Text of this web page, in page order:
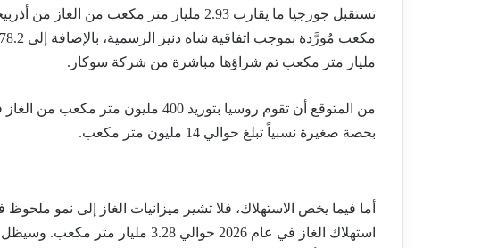
مليار متر مكعب تم شراؤها مباشرة من شركة سوكار.
بحصة صغيرة نسبياً تبلغ حوالي 14 مليون متر مكعب.
أما فيما يخص الاستهلاك، فلا تشير ميزانيات الغاز إلى نمو
استهلاك الغاز في عام 2026 حوالي